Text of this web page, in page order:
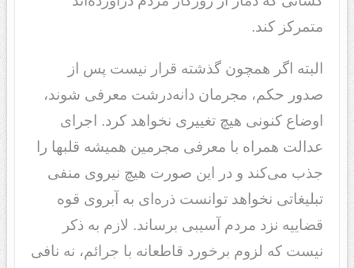
متمرکز کند.
البته اگر همچون گذشته قرار نیست پس از
صدور حکم، مجرمان دانه‌درشت معرفی شوند،
اوضاع کنونی هیچ تغییری نخواهد کرد. اجرای
عدالت همراه با معرفی مجرمین همیشه قلبها را
جذب می‌کند و در این صورت هیچ نیروی منفی
تبلیغاتی نخواهد توانست ذره‌ای به آبروی قوه
قضاییه نزد مردم آسیبی برساند. لازم به ذکر
نیست که لزوم برخورد قاطعانه با جرائم، نه نافی